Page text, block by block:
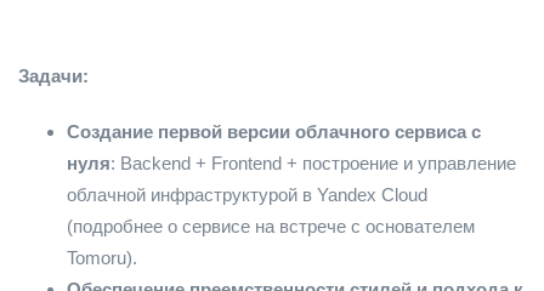
Задачи:⠀
Создание первой версии облачного сервиса с
нуля: Backend + Frontend + построение и управление
облачной инфраструктурой в Yandex Cloud
(подробнее о сервисе на встрече с основателем
Tomoru).